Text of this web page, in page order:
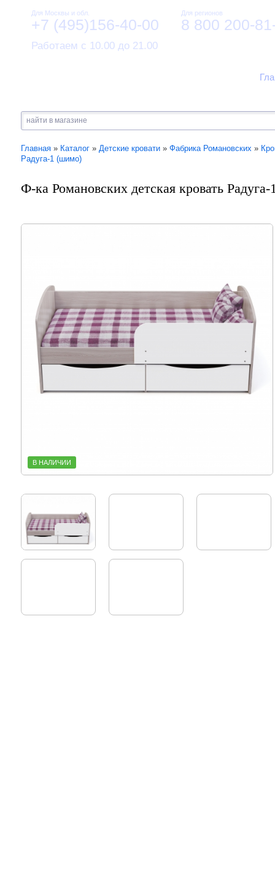
Для Москвы и обл.
+7 (495)156-40-00
Для регионов
8 800 200-
Работаем с 10.00 до 21.00
Главная» Каталог» Детские кровати» Фабрика Романовских »
Радуга-1 (шимо)
Ф-ка Романовских детская кровать
В НАЛИЧИИ